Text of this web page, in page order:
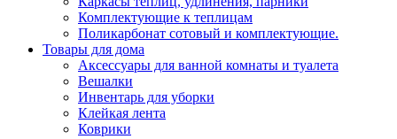
Комплектующие к теплицам
Поликарбонат сотовый и комплектующие.
Товары для дома
Аксессуары для ванной комнаты и туалета
Вешалки
Инвентарь для уборки
Клейкая лента
Коврики